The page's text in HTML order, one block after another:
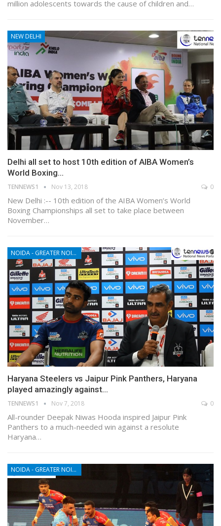
million adolescents towards the cause of children and…
NEW DELHI
Delhi all set to host 10th edition of AIBA Women’s
World Boxing…
TENNEWS1 Nov 13, 2018 0
New Delhi :-- 10th edition of the AIBA Women’s World
Boxing Championships all set to take place between
November…
NOIDA - GREATER NOIDA - YAMUNA EXPRESSWAY
Haryana Steelers vs Jaipur Pink Panthers, Haryana
played amazingly against…
TENNEWS1 Nov 7, 2018 0
All-rounder Deepak Niwas Hooda inspired Jaipur Pink
Panthers to a much-needed win against a resolute
Haryana…
NOIDA - GREATER NOIDA - YAMUNA EXPRESSWAY